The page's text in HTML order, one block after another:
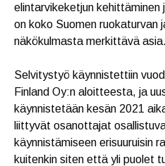
elintarvikeketjun kehittäminen
on koko Suomen ruokaturvan
näkökulmasta merkittävä asia.
Selvitystyö käynnistettiin
Finland Oy:n aloitteesta, ja
käynnistetään kesän 2021
liittyvät osanottajat
käynnistämiseen erisuuruisin
kuitenkin siten että yli puolet